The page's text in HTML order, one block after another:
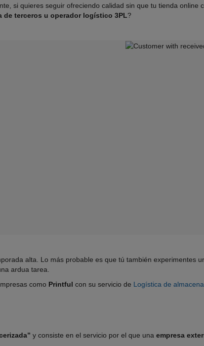
si quieres seguir ofreciendo calidad sin que tu tienda online
de terceros u operador logístico 3PL?
alta. Lo más probable es que tú también experimentes
ardua tarea.
como Printful con su servicio de Logística de
y consiste en el servicio por el que una empresa